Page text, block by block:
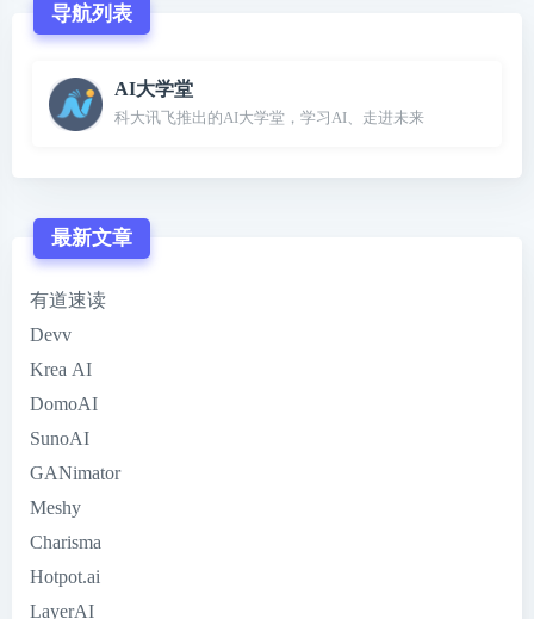
导航列表
AI大学堂
科大讯飞推出的AI大学堂，学习AI、走进未来
最新文章
有道速读
Devv
Krea AI
DomoAI
SunoAI
GANimator
Meshy
Charisma
Hotpot.ai
LayerAI